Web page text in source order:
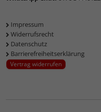
Impressum
Widerrufsrecht
Datenschutz
Barrierefreiheitserklärung
Vertrag widerrufen